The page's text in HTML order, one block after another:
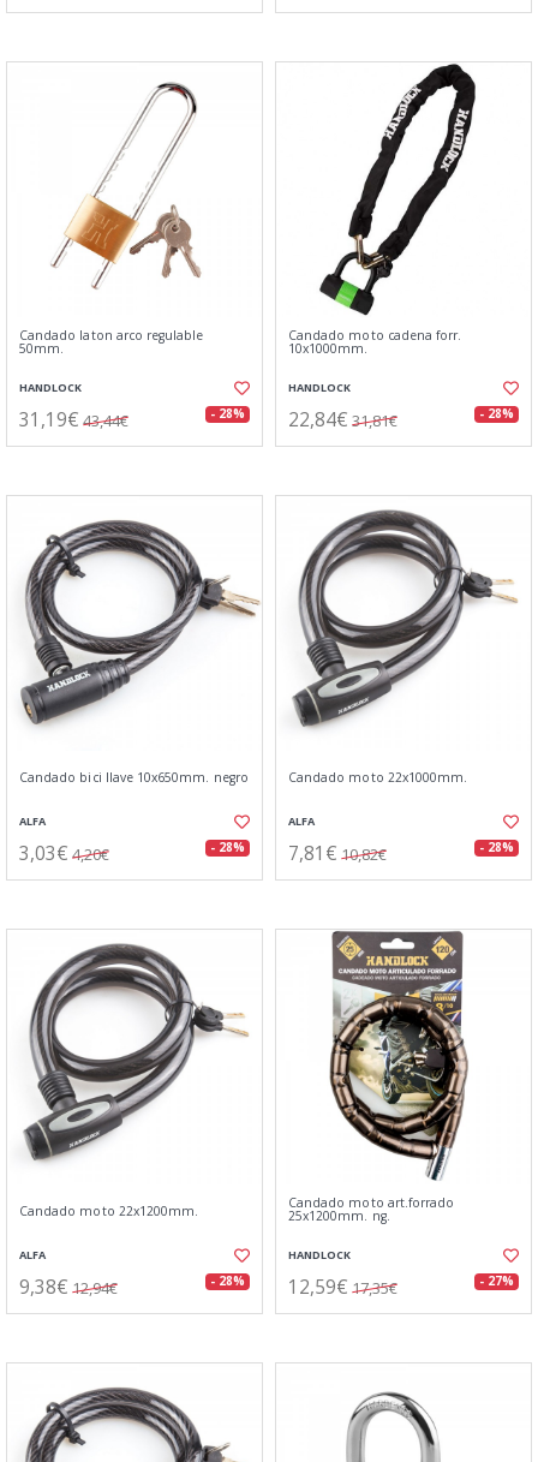
Candado laton arco regulable
50mm.
HANDLOCK
31,19€ 43,44€ - 28%
Candado moto cadena forr.
10x1000mm.
HANDLOCK
22,84€ 31,81€ - 28%
Candado bici llave 10x650mm. negro
ALFA
3,03€ 4,20€ - 28%
Candado moto 22x1000mm.
ALFA
7,81€ 10,82€ - 28%
Candado moto 22x1200mm.
ALFA
9,38€ 12,94€ - 28%
Candado moto art.forrado
25x1200mm. ng.
HANDLOCK
12,59€ 17,35€ - 27%